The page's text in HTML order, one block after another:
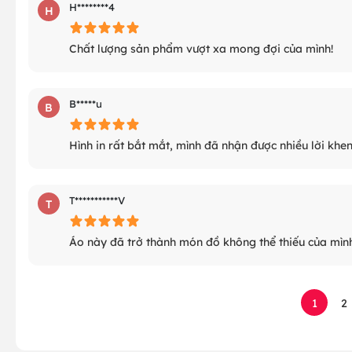
H H********4
Chất lượng sản phẩm vượt xa mong đợi của mình!
B B*****u
Hình in rất bắt mắt, mình đã nhận được nhiều lời
T T***********V
Áo này đã trở thành món đồ không thể thiếu của
1 2